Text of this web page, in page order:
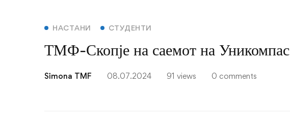
НАСТАНИ СТУДЕНТИ
ТМФ-Скопје на саемот на Уникомпас
Simona TMF 08.07.2024 91 views 0 comments